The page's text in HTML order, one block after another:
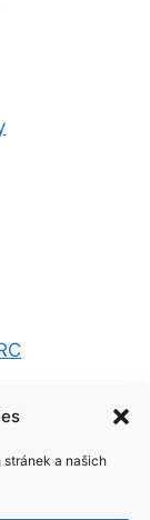
TV
a našich